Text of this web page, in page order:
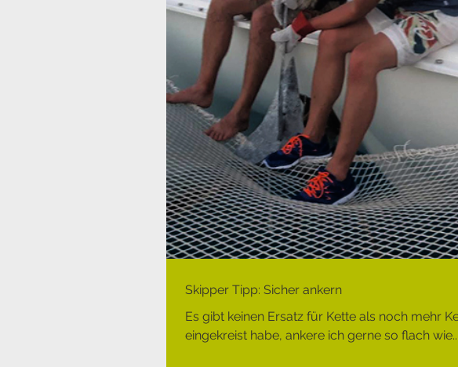
Skipper Tipp: Sicher ankern
Es gibt keinen Ersatz für Kette als noch mehr
eingekreist habe, ankere ich gerne so flach wie...